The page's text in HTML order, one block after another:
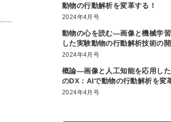
動物の行動解析を変革する！
2024年4月号
動物の心を読む―画像と機械学
した実験動物の行動解析技術の
動物の行動解析を変革する！
2024年4月号
概論―画像と人工知能を応用し
のDX：AIで動物の行動解析を変
2024年4月号